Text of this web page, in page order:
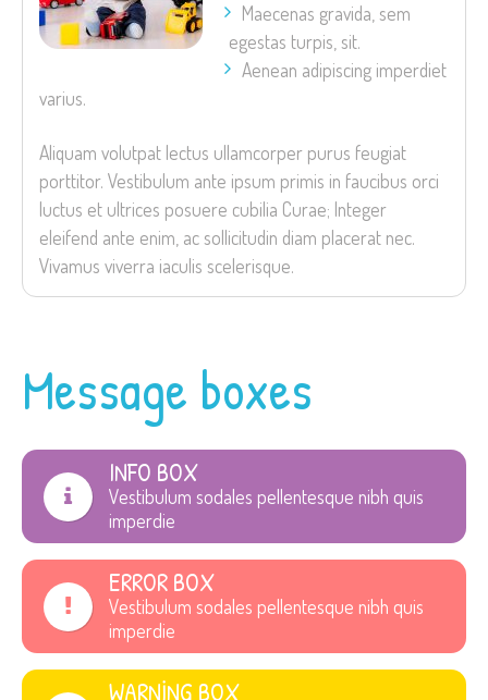
Maecenas gravida, sem
egestas turpis, sit.
Aenean adipiscing imperdiet
varius.
Aliquam volutpat lectus ullamcorper purus feugiat
porttitor. Vestibulum ante ipsum primis in faucibus orci
luctus et ultrices posuere cubilia Curae; Integer
eleifend ante enim, ac sollicitudin diam placerat nec.
Vivamus viverra iaculis scelerisque.
Message boxes
INFO BOX
Vestibulum sodales pellentesque nibh quis
imperdie
ERROR BOX
Vestibulum sodales pellentesque nibh quis
imperdie
WARNING BOX